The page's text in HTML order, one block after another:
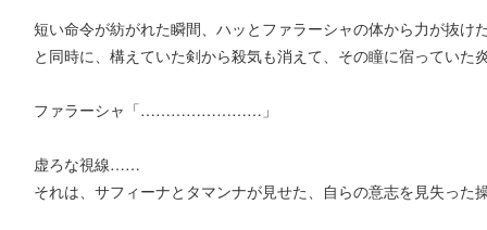
短い命令が紡がれた瞬間、ハッとファラーシャの体から力が抜け
と同時に、構えていた剣から殺気も消えて、その瞳に宿っていた
ファラーシャ「……………………」
虚ろな視線……
それは、サフィーナとタマンナが見せた、自らの意志を見失った